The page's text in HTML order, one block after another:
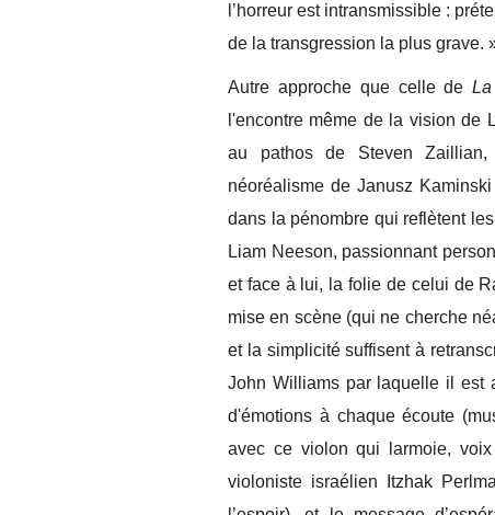
l’horreur est intransmissible :
de la transgression la plus grave.
Autre approche que celle de
l'encontre même de la vision de
au pathos de Steven Zaillian,
néoréalisme de Janusz
dans la pénombre qui reflètent
Liam Neeson, passionnant
et face à lui, la folie de celui de
mise en scène (qui ne cherche
et la simplicité suffisent à
John Williams par laquelle il est
d'émotions à chaque écoute
avec ce violon qui larmoie,
violoniste israélien Itzhak